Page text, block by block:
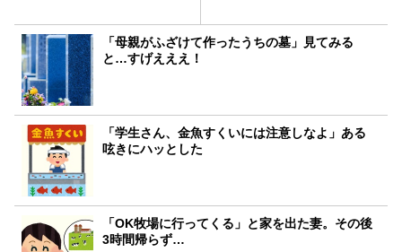
「母親がふざけて作ったうちの墓」見てみる
と…すげえええ！
「学生さん、金魚すくいには注意しなよ」ある
呟きにハッとした
「OK牧場に行ってくる」と家を出た妻。その後
3時間帰らず…